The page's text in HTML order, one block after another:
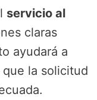
servicio al
claras
ayudará a
la solicitud